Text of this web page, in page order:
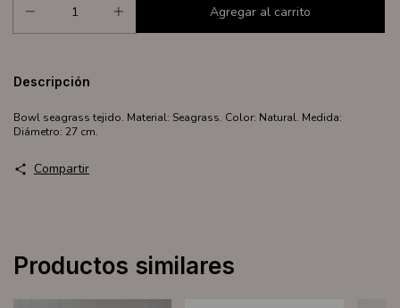
Descripción
Bowl seagrass tejido. Material: Seagrass. Color: Natural. Medida:
Diámetro: 27 cm.
Compartir
Productos similares